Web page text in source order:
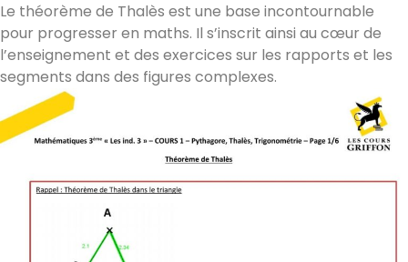
Le théorème de Thalès est une base incontournable
pour progresser en maths. Il s’inscrit ainsi au cœur de
l’enseignement et des exercices sur les rapports et les
segments dans des figures complexes.